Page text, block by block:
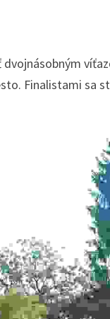
Finalistami sa